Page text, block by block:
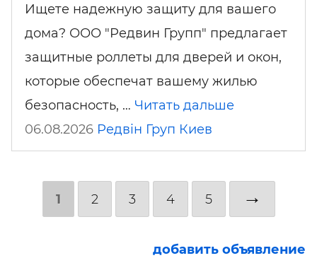
Ищете надежную защиту для вашего
дома? ООО "Редвин Групп" предлагает
защитные роллеты для дверей и окон,
которые обеспечат вашему жилью
безопасность, … Читать дальше
06.08.2026 Редвін Груп Киев
1 2 3 4 5 →
добавить объявление